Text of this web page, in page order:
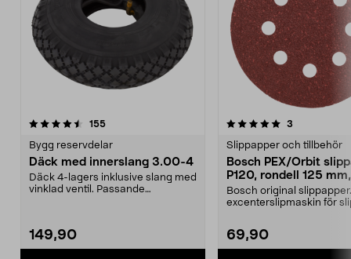
155recensioner
Bygg reservdelar
Däck med innerslang 3.00-4
Däck 4-lagers inklusive slang med
vinklad ventil. Passande
149,90
5.0 av 5 stjärnor 3
Slippapper och tillbehör
Bosch PEX/Orbit
P120, rondell 125
pack
Bosch original
excenterslipmaskin för
69,90
4.0 av 5 stjärnor